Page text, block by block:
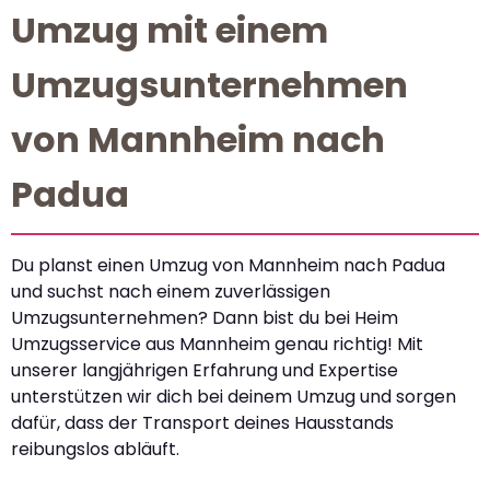
Umzug mit einem
Umzugsunternehmen
von Mannheim nach
Padua
Du planst einen Umzug von Mannheim nach Padua
und suchst nach einem zuverlässigen
Umzugsunternehmen? Dann bist du bei Heim
Umzugsservice aus Mannheim genau richtig! Mit
unserer langjährigen Erfahrung und Expertise
unterstützen wir dich bei deinem Umzug und sorgen
dafür, dass der Transport deines Hausstands
reibungslos abläuft.